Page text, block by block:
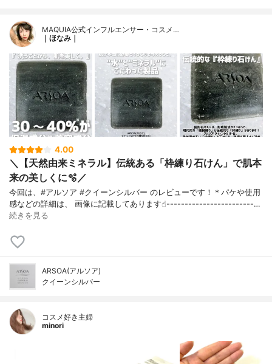
MAQUIA公式インフルエンサー・コスメ…
｜ほなみ｜
4.00
＼【天然由来ミネラル】伝統ある「枠練り石けん」で肌本
来の美しくに🫧／
今回は、#アルソア #クイーンシルバー のレビューです！＊パケや使用
感などの詳細は、 画像に記載してあります☝︎------------------------…
続きを見る
ARSOA(アルソア)
クイーンシルバー
コスメ好き主婦
minori